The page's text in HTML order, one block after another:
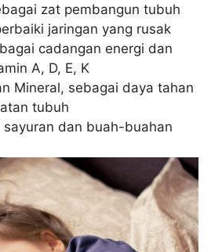
zat pembangun tubuh
jaringan yang rusak
cadangan energi dan
A, D, E, K
Mineral, sebagai daya tahan
tubuh
sayuran dan buah-buahan